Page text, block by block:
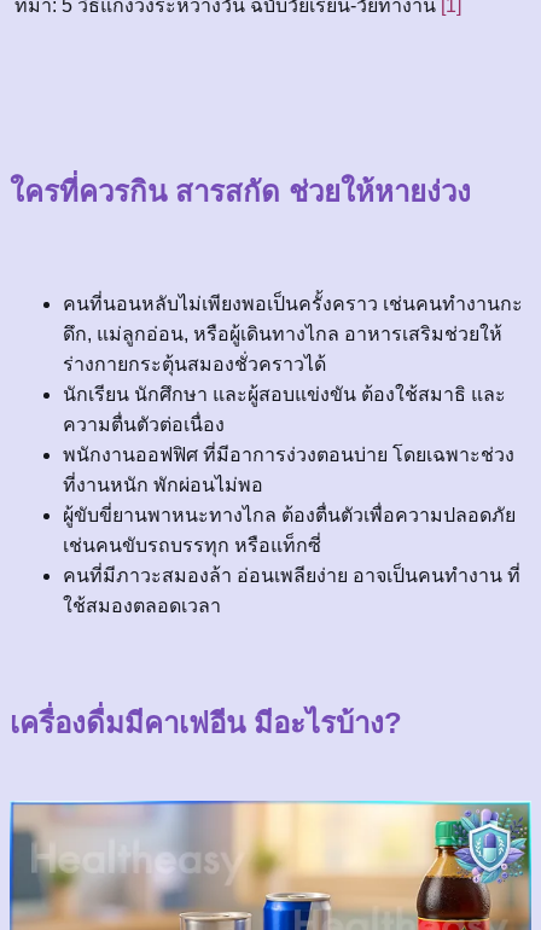
ที่มา: 5 วิธีแก้ง่วงระหว่างวัน ฉบับวัยเรียน-วัยทำงาน [1]
ใครที่ควรกิน สารสกัด ช่วยให้หายง่วง
คนที่นอนหลับไม่เพียงพอเป็นครั้งคราว เช่นคนทำงานกะ
ดึก, แม่ลูกอ่อน, หรือผู้เดินทางไกล อาหารเสริมช่วยให้
ร่างกายกระตุ้นสมองชั่วคราวได้
นักเรียน นักศึกษา และผู้สอบแข่งขัน ต้องใช้สมาธิ และ
ความตื่นตัวต่อเนื่อง
พนักงานออฟฟิศ ที่มีอาการง่วงตอนบ่าย โดยเฉพาะช่วง
ที่งานหนัก พักผ่อนไม่พอ
ผู้ขับขี่ยานพาหนะทางไกล ต้องตื่นตัวเพื่อความปลอดภัย
เช่นคนขับรถบรรทุก หรือแท็กซี่
คนที่มีภาวะสมองล้า อ่อนเพลียง่าย อาจเป็นคนทำงาน ที่
ใช้สมองตลอดเวลา
เครื่องดื่มมีคาเฟอีน มีอะไรบ้าง?